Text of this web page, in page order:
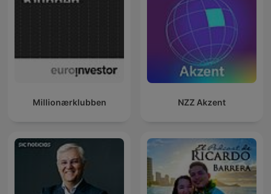
Millionærklubben NZZ Akzent